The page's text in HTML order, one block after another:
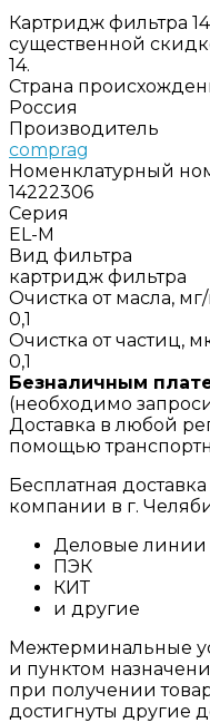
Картридж фильтра
существенной
14.
Страна
Россия
Производитель
comprag
Номенклатурный
14222306
Серия
EL-M
Вид фильтра
картридж фильтра
Очистка от масла,
0,1
Очистка от частиц,
0,1
Безналичным
(необходимо
Доставка в любой
помощью
Бесплатная
компании в г.
Деловые линии
ПЭК
КИТ
и другие
Межтерминальные
и пунктом
при получении
достигнуты другие